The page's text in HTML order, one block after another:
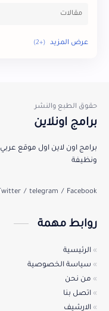
برامج اون لاين اول موقع
روابط مهمة
الرئيسية